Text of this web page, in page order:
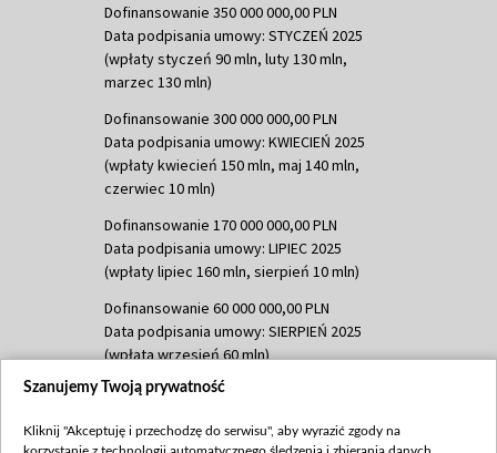
Dofinansowanie 350 000 000,00 PLN
Data podpisania umowy: STYCZEŃ 2025
(wpłaty styczeń 90 mln, luty 130 mln,
marzec 130 mln)
Dofinansowanie 300 000 000,00 PLN
Data podpisania umowy: KWIECIEŃ 2025
(wpłaty kwiecień 150 mln, maj 140 mln,
czerwiec 10 mln)
Dofinansowanie 170 000 000,00 PLN
Data podpisania umowy: LIPIEC 2025
(wpłaty lipiec 160 mln, sierpień 10 mln)
Dofinansowanie 60 000 000,00 PLN
Data podpisania umowy: SIERPIEŃ 2025
(wpłata wrzesień 60 mln)
Dofinansowanie 635 783 051,21 PLN
(wpłata wrzesień 100 mln, październik 350
Szanujemy Twoją prywatność
Kliknij "Akceptuję i przechodzę do serwisu", aby wyrazić zgody na